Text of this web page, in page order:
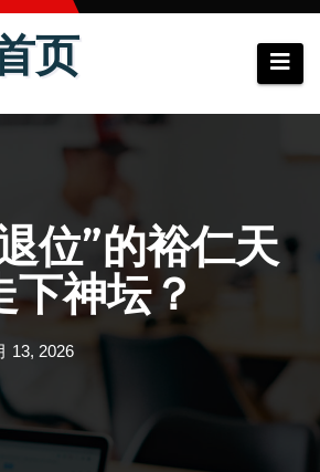
页
位”的裕仁天
下神坛？
13, 2026